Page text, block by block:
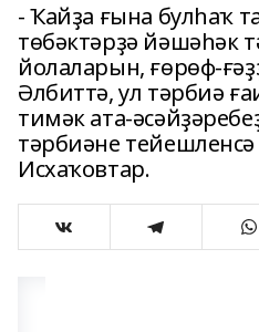
- Ҡайҙа ғына булһаҡ
төбәктәрҙә йәшәһәк
йолаларын, ғөрөф-
Әлбиттә, ул тәрбиә
тимәк ата-
тәрбиәне тейешленсә
Исхаҡовтар.